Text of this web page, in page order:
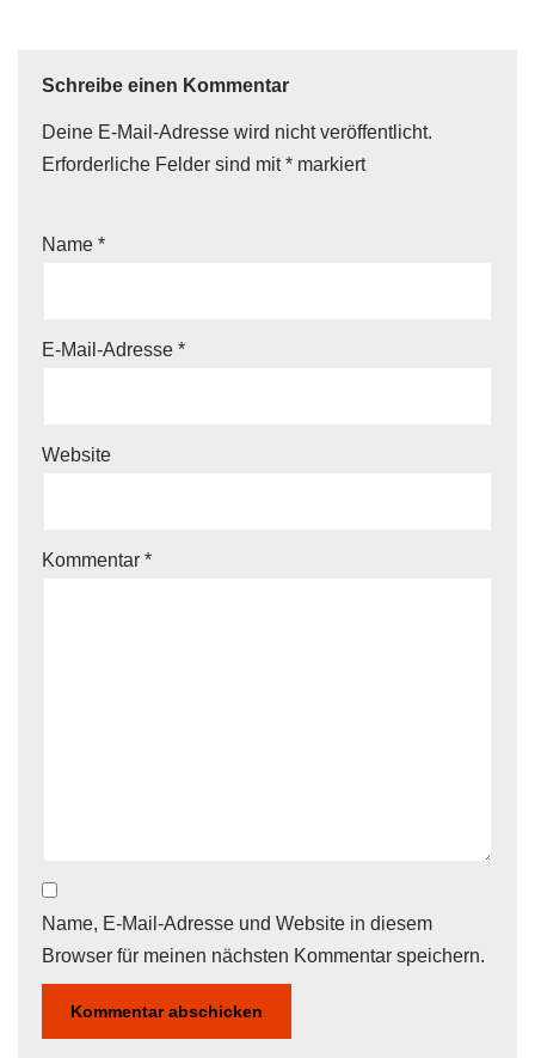
Schreibe einen Kommentar
Deine E-Mail-Adresse wird nicht veröffentlicht.
Erforderliche Felder sind mit* markiert
Name *
E-Mail-Adresse *
Website
Kommentar *
Name, E-Mail-Adresse und Website in diesem
Browser für meinen nächsten Kommentar speichern.